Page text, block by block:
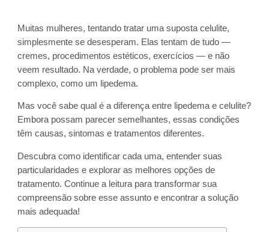
Muitas mulheres, tentando tratar uma suposta celulite,
simplesmente se desesperam. Elas tentam de tudo —
cremes, procedimentos estéticos, exercícios — e não
veem resultado. Na verdade, o problema pode ser mais
complexo, como um lipedema.
Mas você sabe qual é a diferença entre lipedema e celulite?
Embora possam parecer semelhantes, essas condições
têm causas, sintomas e tratamentos diferentes.
Descubra como identificar cada uma, entender suas
particularidades e explorar as melhores opções de
tratamento. Continue a leitura para transformar sua
compreensão sobre esse assunto e encontrar a solução
mais adequada!